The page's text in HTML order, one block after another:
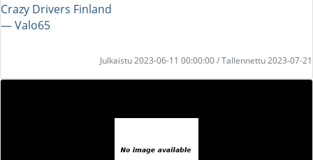
Crazy Drivers Finland
― Valo65
Julkaistu 2023-06-11 00:00:00 / Tallennettu 2023-07-21